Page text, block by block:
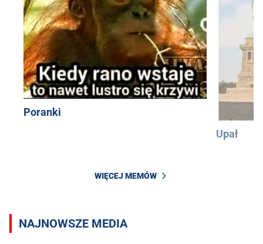
Poranki
Upał
WIĘCEJ MEMÓW
NAJNOWSZE MEDIA